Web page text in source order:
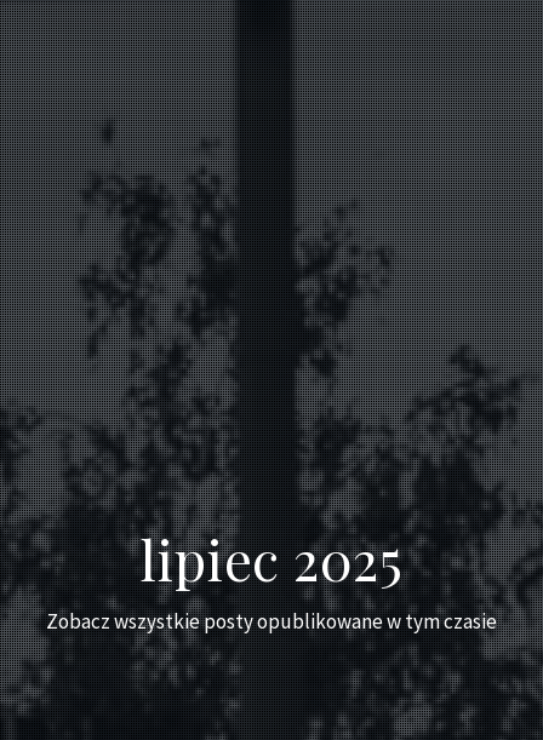
lipiec 2025
Zobacz wszystkie posty opublikowane w tym czasie